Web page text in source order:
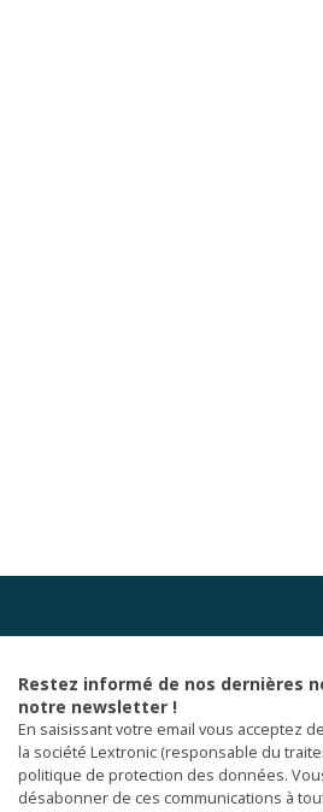
Restez informé de nos dernières
notre newsletter !
En saisissant votre email vous acceptez
la société Lextronic (responsable du
politique de protection des données.
désabonner de ces communications à